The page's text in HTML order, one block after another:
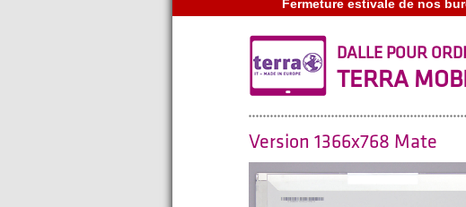
DALLE POUR
TERRA
Version 1366x768 Mate